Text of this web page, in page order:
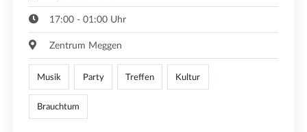
17:00 - 01:00 Uhr
Zentrum Meggen
Musik Party Treffen Kultur
Brauchtum